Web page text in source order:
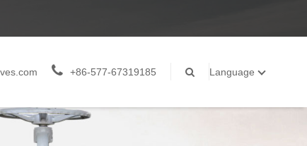
+86-577-67319185 Language